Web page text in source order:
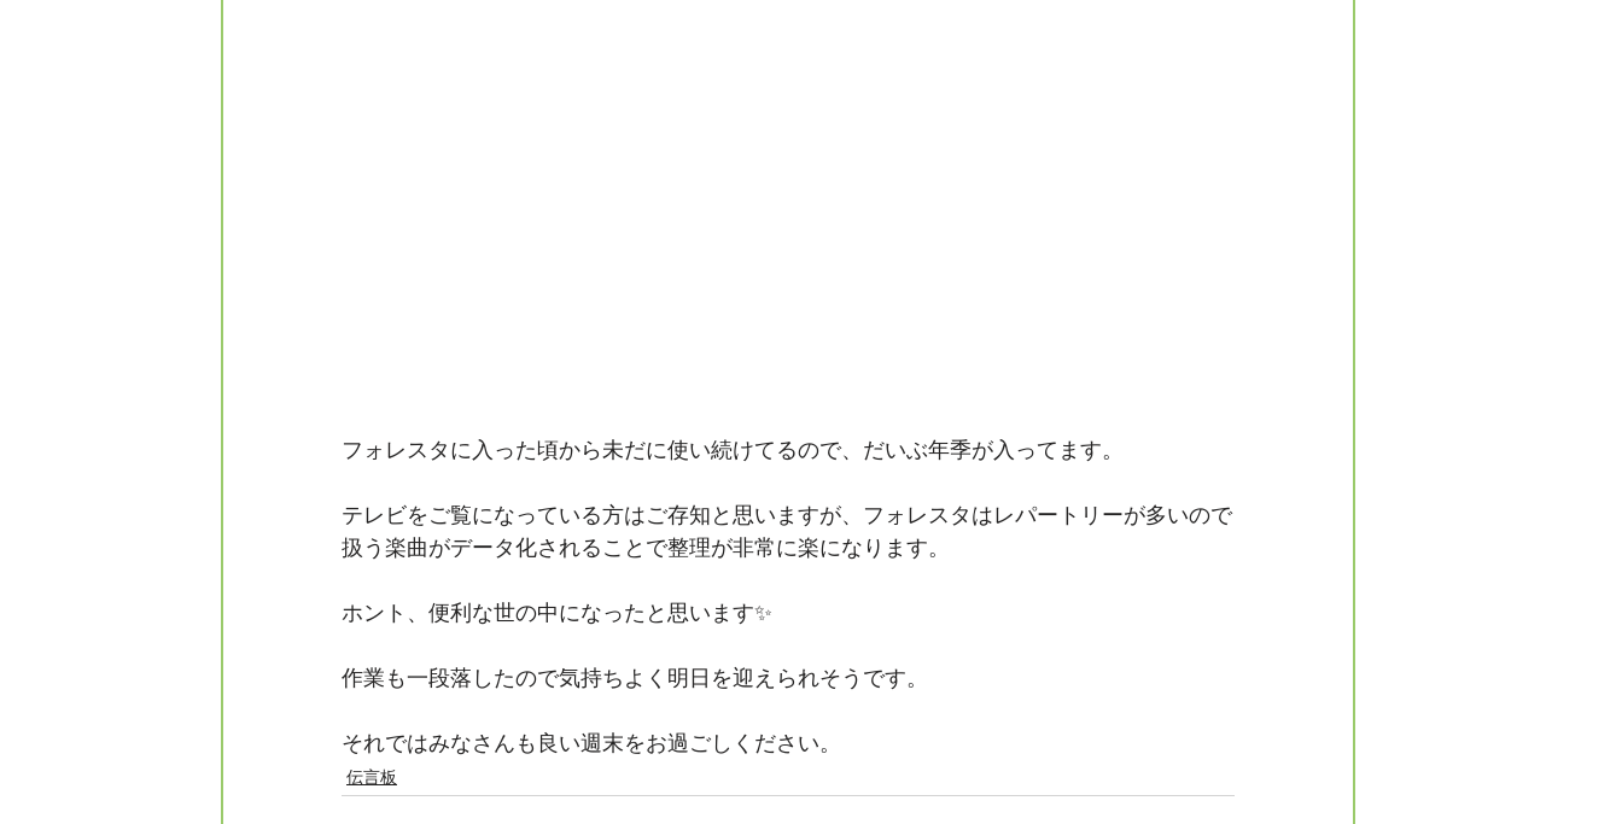
フォレスタに入った頃から未だに使い続けてるので、だいぶ年季が入ってます。
テレビをご覧になっている方はご存知と思いますが、フォレスタはレパートリーが多いので
扱う楽曲がデータ化されることで整理が非常に楽になります。
ホント、便利な世の中になったと思います✨
作業も一段落したので気持ちよく明日を迎えられそうです。
それではみなさんも良い週末をお過ごしください。
伝言板